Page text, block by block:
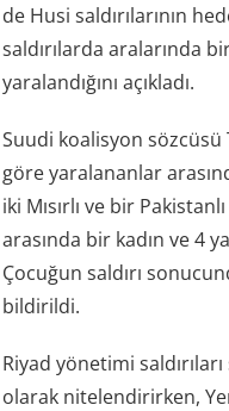
de Husi saldırılarının
saldırılarda aralarında
yaralandığını açıkladı.
Suudi koalisyon sözcüsü
göre yaralananlar
iki Mısırlı ve bir
arasında bir kadın ve 4
Çocuğun saldırı
bildirildi.
Riyad yönetimi
olarak nitelendirirken,